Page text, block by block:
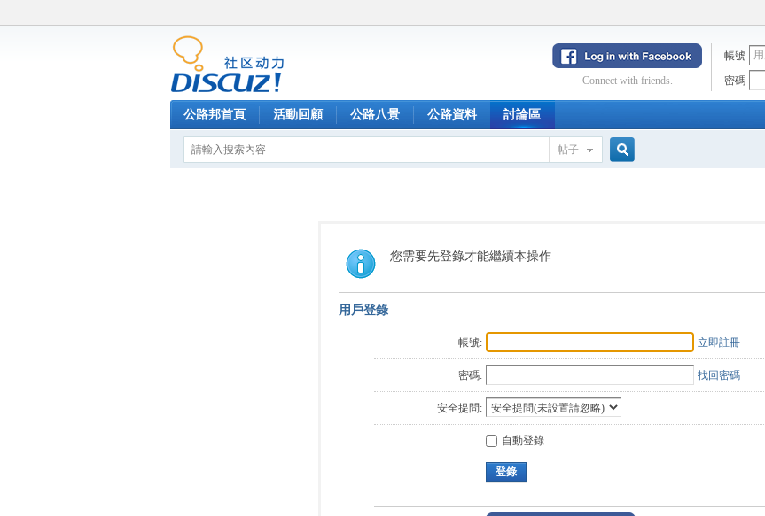
帳號
密碼
Connect with friends.
公路邦首頁 活動回顧 公路八景 公路資料 討論區
帖子
您需要先登錄才能繼續本操作
用戶登錄
帳號: 立即註冊
密碼: 找回密碼
安全提問:
自動登錄
登錄